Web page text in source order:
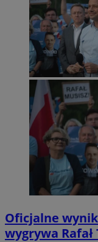
Oficjalne
wygrywa